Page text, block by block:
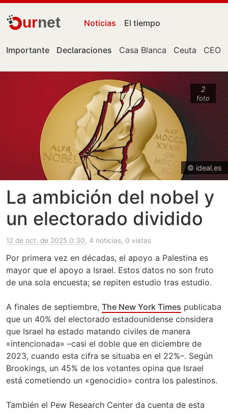
urnet Noticias El tiempo
Importante Declaraciones Casa Blanca Ceuta CEO
2
foto
© ideal.es
La ambición del nobel y
un electorado dividido
12 de oct. de 2025 0:30, 4 noticias, 0 vistas
Por primera vez en décadas, el apoyo a Palestina es
mayor que el apoyo a Israel. Estos datos no son fruto
de una sola encuesta; se repiten estudio tras estudio.
A finales de septiembre, The New York Times publicaba
que un 40% del electorado estadounidense considera
que Israel ha estado matando civiles de manera
«intencionada» –casi el doble que en diciembre de
2023, cuando esta cifra se situaba en el 22%–. Según
Brookings, un 45% de los votantes opina que Israel
está cometiendo un «genocidio» contra los palestinos.
También el Pew Research Center da cuenta de esta